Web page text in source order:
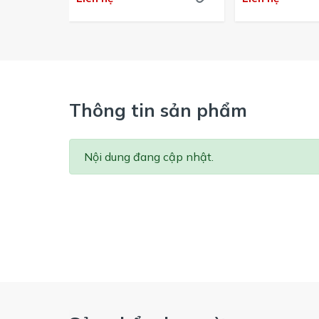
Thông tin sản phẩm
Nội dung đang cập nhật.